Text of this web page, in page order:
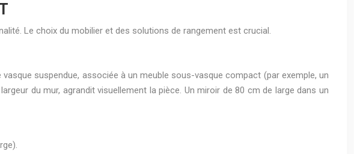
Le choix du mobilier et des solutions de rangement est crucial.
suspendue, associée à un meuble sous-vasque compact (par exemple, un
du mur, agrandit visuellement la pièce. Un miroir de 80 cm de large dans un